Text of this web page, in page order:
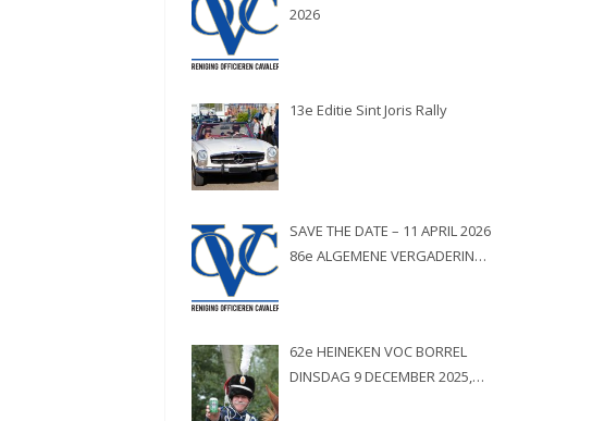
2026
13e Editie Sint Joris Rally
SAVE THE DATE – 11 APRIL 2026
86e ALGEMENE VERGADERING
62e HEINEKEN VOC BORREL
DINSDAG 9 DECEMBER 2025,